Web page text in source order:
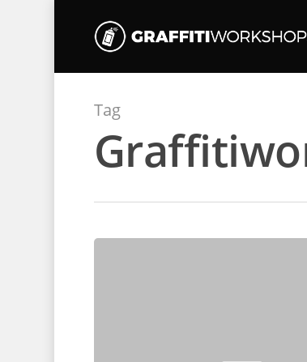
Tag